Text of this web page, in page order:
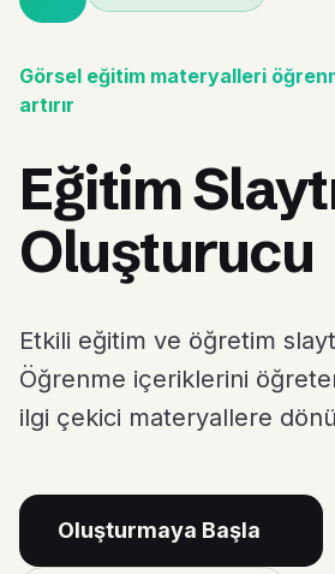
Görsel eğitim materyalleri
artırır
Eğitim
Oluşturucu
Etkili eğitim ve öğretim
Öğrenme içeriklerini
ilgi çekici materyallere
Oluşturmaya Başla